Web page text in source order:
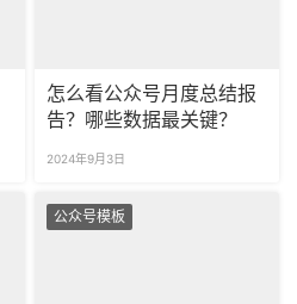
怎么看公众号月度总结报
告？哪些数据最关键？
2024年9月3日
公众号模板